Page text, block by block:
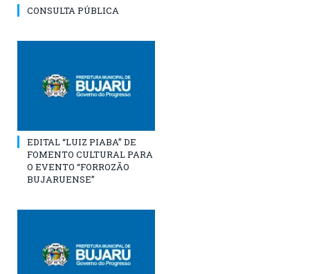
CONSULTA PÚBLICA
EDITAL “LUIZ PIABA” DE
FOMENTO CULTURAL PARA
O EVENTO “FORROZÃO
BUJARUENSE”